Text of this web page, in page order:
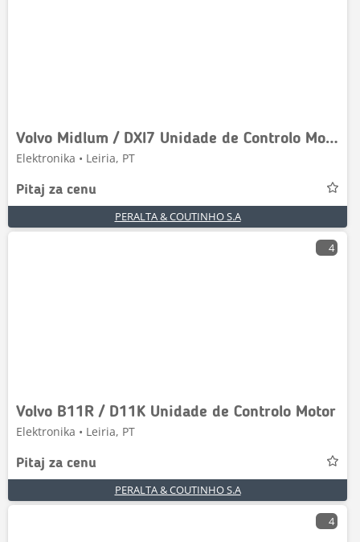
Volvo Midlum / DXI7 Unidade de Controlo Motor
Elektronika • Leiria, PT
Pitaj za cenu
PERALTA & COUTINHO S.A
4
Volvo B11R / D11K Unidade de Controlo Motor
Elektronika • Leiria, PT
Pitaj za cenu
PERALTA & COUTINHO S.A
4